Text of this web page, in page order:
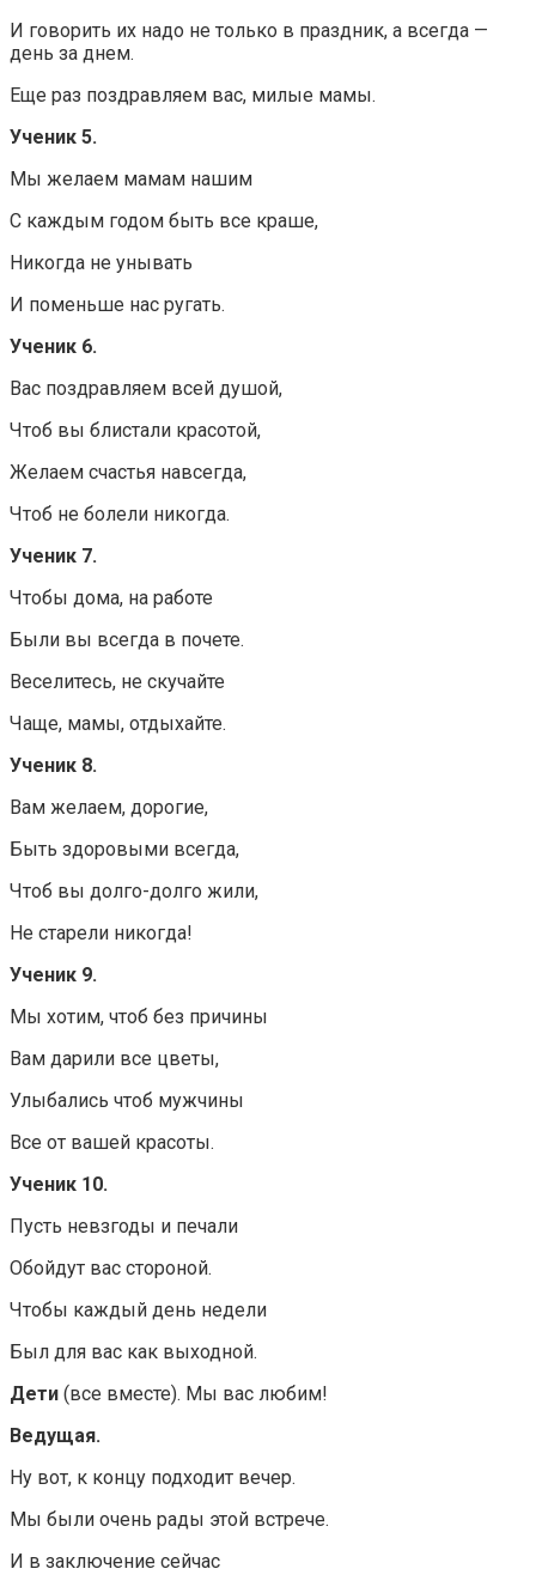
И говорить их надо не только в праздник, а всегда —
день за днем.
Еще раз поздравляем вас, милые мамы.
Ученик 5.
Мы желаем мамам нашим
С каждым годом быть все краше,
Никогда не унывать
И поменьше нас ругать.
Ученик 6.
Вас поздравляем всей душой,
Чтоб вы блистали красотой,
Желаем счастья навсегда,
Чтоб не болели никогда.
Ученик 7.
Чтобы дома, на работе
Были вы всегда в почете.
Веселитесь, не скучайте
Чаще, мамы, отдыхайте.
Ученик 8.
Вам желаем, дорогие,
Быть здоровыми всегда,
Чтоб вы долго-долго жили,
Не старели никогда!
Ученик 9.
Мы хотим, чтоб без причины
Вам дарили все цветы,
Улыбались чтоб мужчины
Все от вашей красоты.
Ученик 10.
Пусть невзгоды и печали
Обойдут вас стороной.
Чтобы каждый день недели
Был для вас как выходной.
Дети (все вместе). Мы вас любим!
Ведущая.
Ну вот, к концу подходит вечер.
Мы были очень рады этой встрече.
И в заключение сейчас